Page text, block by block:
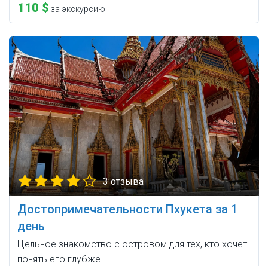
110 $ за экскурсию
3 отзыва
Достопримечательности Пхукета за 1
день
Цельное знакомство с островом для тех, кто хочет
понять его глубже.